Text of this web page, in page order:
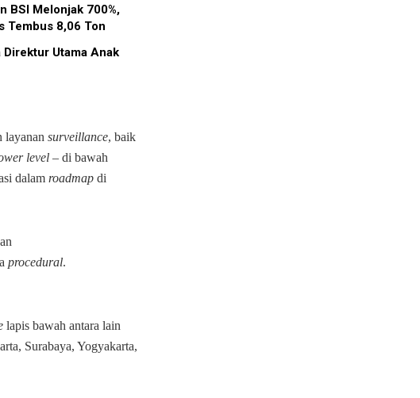
BSI Melonjak 700%,
Tembus 8,06 Ton
Direktur Utama Anak
layanan surveillance, baik
level – di bawah
dalam roadmap di
procedural.
lapis bawah antara lain
Surabaya, Yogyakarta,